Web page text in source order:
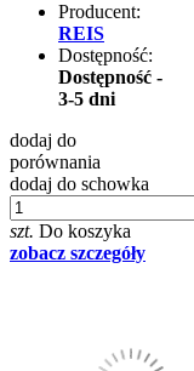
Producent:
REIS
Dostępność:
Dostępność -
3-5 dni
dodaj do
porównania
dodaj do schowka
szt. Do koszyka
zobacz szczegóły